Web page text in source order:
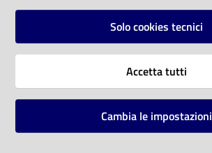
Vai alla pagina
Mappa del sito
Solo cookies tecnici
Accetta tutti
Cambia le impostazioni